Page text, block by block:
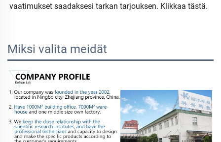
vaatimukset saadaksesi tarkan tarjouksen. Klikkaa tästä.
Miksi valita meidät